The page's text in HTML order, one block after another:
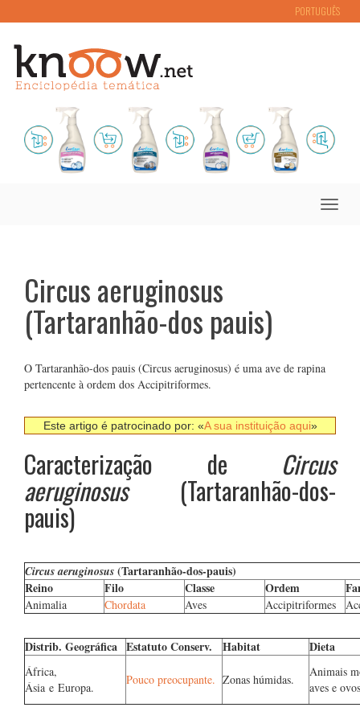
PORTUGUÊS
Toggle
Circus aeruginosus
(Tartaranhão-dos pauis)
O Tartaranhão-dos pauis (Circus aeruginosus) é uma ave de rapina
pertencente à ordem dos Accipitriformes.
Este artigo é patrocinado por: «A sua instituição aqui»
Caracterização de Circus
aeruginosus(Tartaranhão-dos-
pauis)
Circus aeruginosus (Tartaranhão-dos-pauis)
Reino
Filo Classe Ordem
Animalia Chordata Aves Accipitriformes
Distrib. Geográfica Estatuto Conserv. Habitat Dieta
África,
Ásia e Europa.
Pouco preocupante. Zonas húmidas.
Animais
aves e